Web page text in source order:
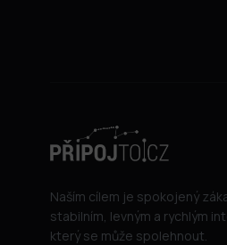
Naším cílem je spokojený
stabilním, levným a rychlým
který se může spolehnout.